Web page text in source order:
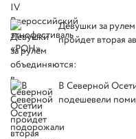
Девушки за
пройдет вторая
В Северной
подешевели